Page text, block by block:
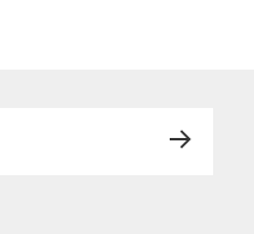
author/conchi-